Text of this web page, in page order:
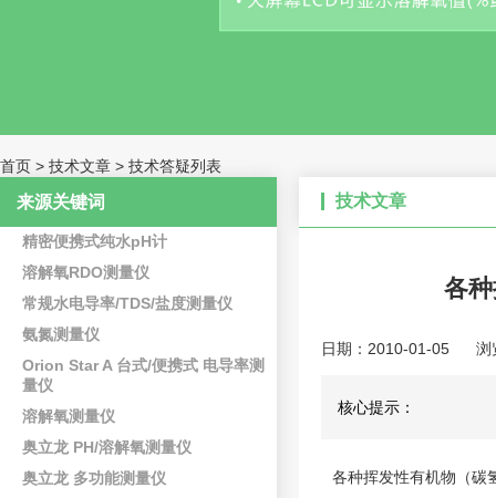
首页 > 技术文章 > 技术答疑列表
来源关键词
精密便携式纯水pH计
溶解氧RDO测量仪
常规水电导率/TDS/盐度测量仪
氨氮测量仪
Orion Star A 台式/便携式 电导率测
量仪
溶解氧测量仪
奥立龙 PH/溶解氧测量仪
奥立龙 多功能测量仪
技术文章
各
日期：2010-01-05 浏
核心提示：
各种挥发性有机物（碳